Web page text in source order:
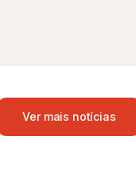
Ver mais notícias